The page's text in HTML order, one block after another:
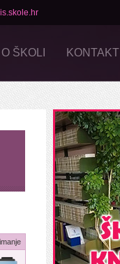
O ŠKOLI KONTAKT